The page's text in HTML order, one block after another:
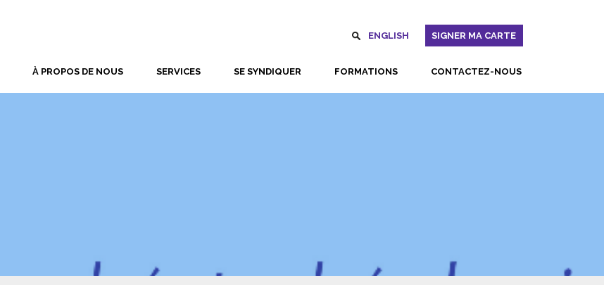
ENGLISH SIGNER MA CARTE
À PROPOS DE NOUS SERVICES SE SYNDIQUER FORMATIONS CONTACTEZ-NOUS